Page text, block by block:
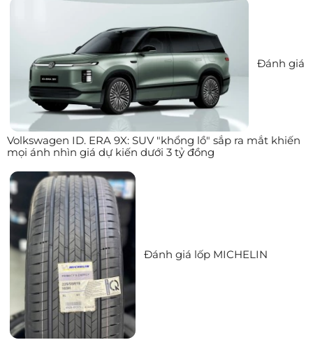
Đánh giá
Volkswagen ID. ERA 9X: SUV "khổng lồ" sắp ra mắt khiến
mọi ánh nhìn giá dự kiến dưới 3 tỷ đồng
Đánh giá lốp MICHELIN